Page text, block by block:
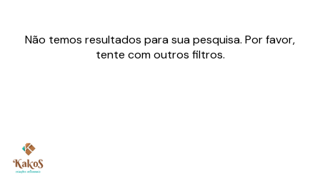
Não temos resultados para sua pesquisa. Por favor,
tente com outros filtros.